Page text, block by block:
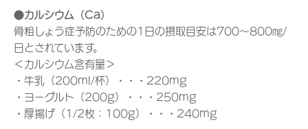
●カルシウム（Ca）
骨粗しょう症予防のための1日の摂取目安は700～800㎎/
日とされています。
＜カルシウム含有量＞
・牛乳（200ml/杯）・・・220mg
・ヨーグルト（200g）・・・250mg
・厚揚げ（1/2枚：100g）・・・240mg